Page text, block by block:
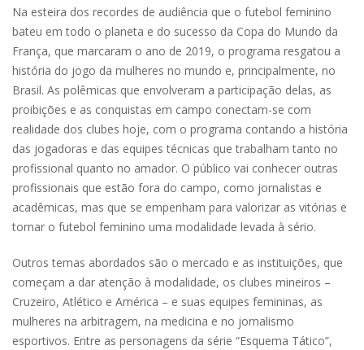
Na esteira dos recordes de audiência que o futebol feminino
bateu em todo o planeta e do sucesso da Copa do Mundo da
França, que marcaram o ano de 2019, o programa resgatou a
história do jogo da mulheres no mundo e, principalmente, no
Brasil. As polêmicas que envolveram a participação delas, as
proibições e as conquistas em campo conectam-se com
realidade dos clubes hoje, com o programa contando a história
das jogadoras e das equipes técnicas que trabalham tanto no
profissional quanto no amador. O público vai conhecer outras
profissionais que estão fora do campo, como jornalistas e
acadêmicas, mas que se empenham para valorizar as vitórias e
tornar o futebol feminino uma modalidade levada à sério.
Outros temas abordados são o mercado e as instituições, que
começam a dar atenção à modalidade, os clubes mineiros –
Cruzeiro, Atlético e América – e suas equipes femininas, as
mulheres na arbitragem, na medicina e no jornalismo
esportivos. Entre as personagens da série “Esquema Tático”,